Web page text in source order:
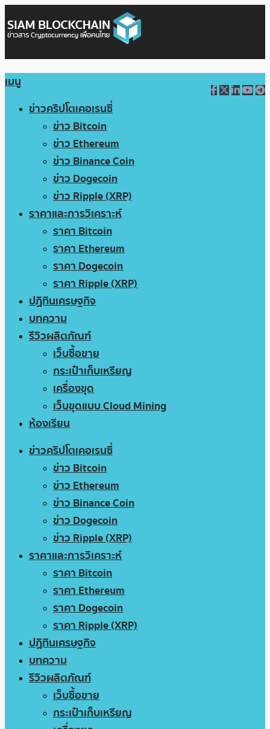
เมนู
ข่าวคริปโตเคอเรนซี่
ข่าว Bitcoin
ข่าว Ethereum
ข่าว Binance Coin
ข่าว Dogecoin
ข่าว Ripple (XRP)
ราคาและการวิเคราะห์
ราคา Bitcoin
ราคา Ethereum
ราคา Dogecoin
ราคา Ripple (XRP)
ปฏิทินเศรษฐกิจ
บทความ
รีวิวผลิตภัณฑ์
เว็บซื้อขาย
กระเป๋าเก็บเหรียญ
เครื่องขุด
เว็บขุดแบบ Cloud Mining
ห้องเรียน
ข่าวคริปโตเคอเรนซี่
ข่าว Bitcoin
ข่าว Ethereum
ข่าว Binance Coin
ข่าว Dogecoin
ข่าว Ripple (XRP)
ราคาและการวิเคราะห์
ราคา Bitcoin
ราคา Ethereum
ราคา Dogecoin
ราคา Ripple (XRP)
ปฏิทินเศรษฐกิจ
บทความ
รีวิวผลิตภัณฑ์
เว็บซื้อขาย
กระเป๋าเก็บเหรียญ